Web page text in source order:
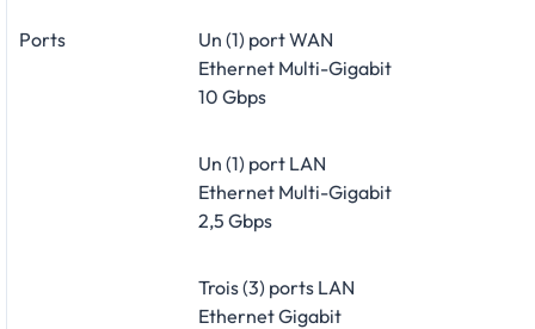
Ports
Un (1) port WAN
Ethernet Multi-Gigabit
10 Gbps
Un (1) port LAN
Ethernet Multi-Gigabit
2,5 Gbps
Trois (3) ports LAN
Ethernet Gigabit